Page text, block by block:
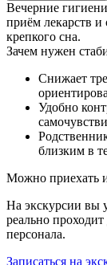
Вечерние
приём лекарств и
крепкого сна.
Зачем нужен
Снижает
Удобно
близким в
Можно приехать
На экскурсии вы
реально
персонала.
Записаться на